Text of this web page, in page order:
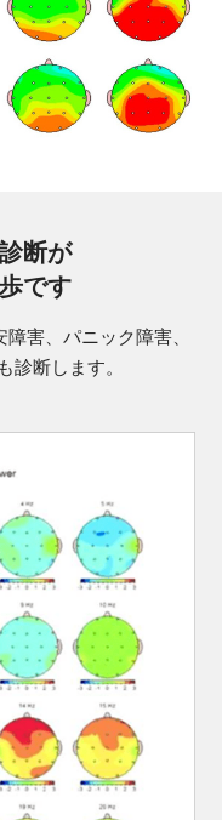
断が
です
害、パニック障害、
診断します。